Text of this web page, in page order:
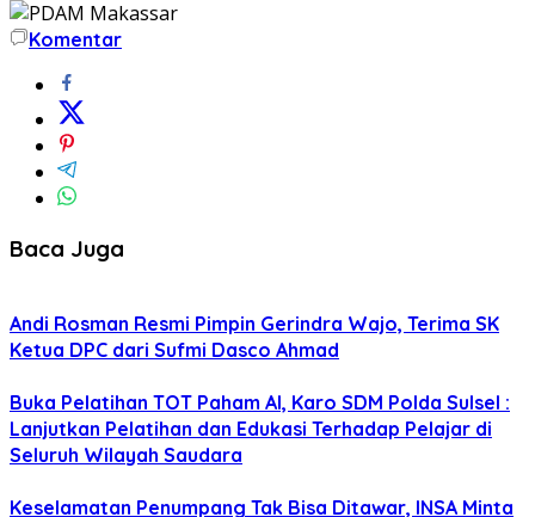
Komentar
Baca Juga
Andi Rosman Resmi Pimpin Gerindra Wajo, Terima SK
Ketua DPC dari Sufmi Dasco Ahmad
Buka Pelatihan TOT Paham AI, Karo SDM Polda Sulsel :
Lanjutkan Pelatihan dan Edukasi Terhadap Pelajar di
Seluruh Wilayah Saudara
Keselamatan Penumpang Tak Bisa Ditawar, INSA Minta